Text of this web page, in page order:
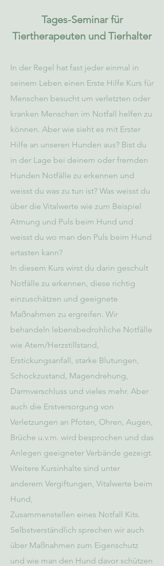
Tages-Seminar für
Tiertherapeuten und Tierhalter
In der Regel hat fast jeder einmal in
seinem Leben einen Erste Hilfe Kurs für
Menschen besucht um verletzten oder
kranken Menschen im Notfall helfen zu
können. Aber wie sieht es mit Erster
Hilfe an unseren Hunden aus? Bist du
in der Lage bei deinem oder fremden
Hunden Notfälle zu erkennen und
weisst du was zu tun ist? Was weisst du
über die Vitalwerte wie zum Beispiel
Atmung und Puls beim Hund und
weisst du wo man den Puls beim Hund
ertasten kann?
In diesem Kurs wirst du darin geschult
Notfälle zu erkennen, diese richtig
einzuschätzen und geeignete
Maßnahmen zu ergreifen. Wir
behandeln lebensbedrohliche Notfälle
wie Atem/Herzstillstand,
Erstickungsanfall, starke Blutungen,
Schockzustand, Magendrehung,
Darmverschluss und vieles mehr. Aber
auch die Erstversorgung von
Verletzungen an Pfoten, Ohren, Augen,
Brüche u.v.m. wird besprochen und das
Anlegen geeigneter Verbände gezeigt.
Weitere Kursinhalte sind unter
anderem Vergiftungen, Vitalwerte beim
Hund,
Zusammenstellen eines Notfall Kits.
Selbstverständlich sprechen wir auch
über Maßnahmen zum Eigenschutz
und wie man den Hund davor schützen